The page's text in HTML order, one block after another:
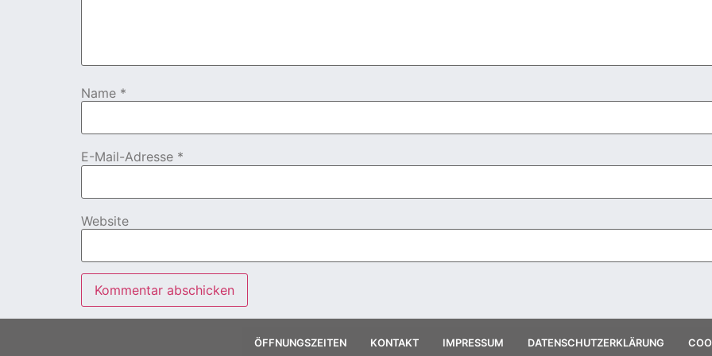
Name *
E-Mail-Adresse *
Website
ÖFFNUNGSZEITEN KONTAKT IMPRESSUM DATENSCHUTZERKLÄRUNG